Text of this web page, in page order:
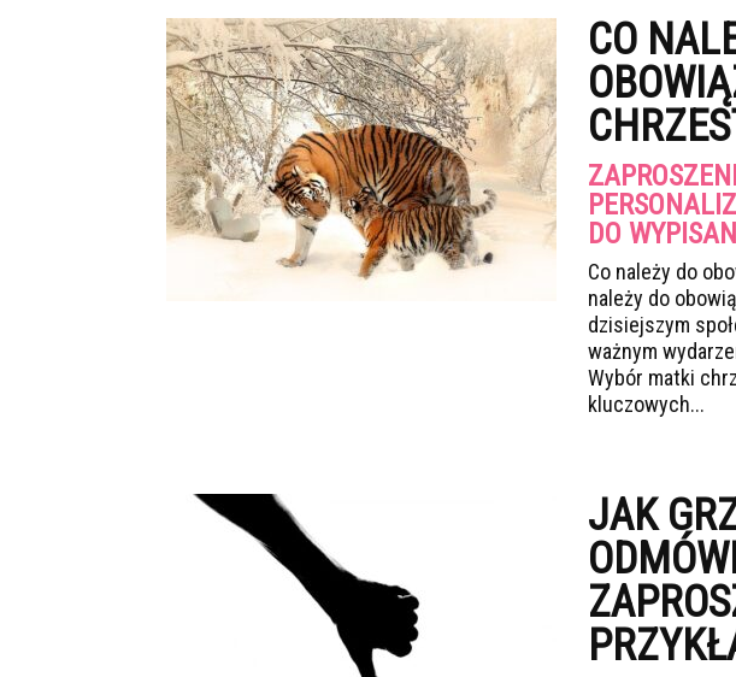
CO
DO WYPISANI
Co należy do
należy do
dzisiejszym
ważnym
Wybór matki
kluczowych...
JAK